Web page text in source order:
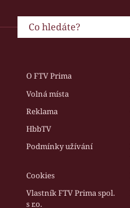
O FTV Prima
Volná místa
Reklama
HbbTV
Podmínky užívání
Cookies
Vlastník FTV Prima spol.
s r.o.